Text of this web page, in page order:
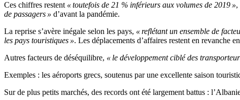
Ces chiffres restent « toutefois de 21 % inférieurs aux volumes de 2019 »,
de passagers » d’avant la pandémie.
La reprise s’avère inégale selon les pays, « reflétant un ensemble de
les pays touristiques ». Les déplacements d’affaires restent en revanche
Autres facteurs de déséquilibre, « le développement ciblé des
Exemples : les aéroports grecs, soutenus par une excellente saison
Sur de plus petits marchés, des records ont été largement battus :